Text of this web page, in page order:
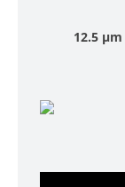
12.5 µm